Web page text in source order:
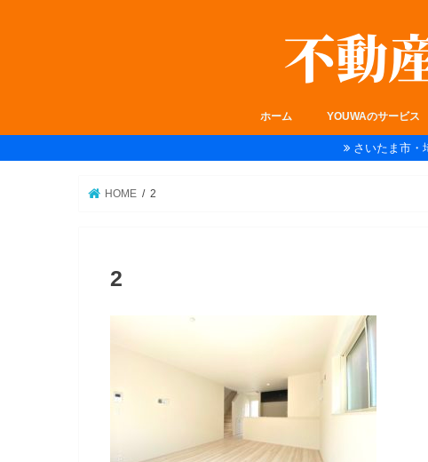
ホーム YOUWAのサービス
さいたま市・
HOME 2
2